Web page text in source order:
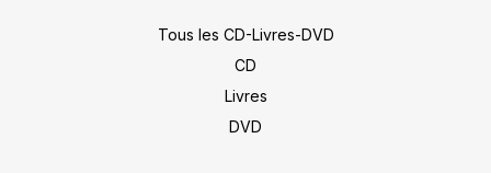
Tous les CD-Livres-DVD
CD
Livres
DVD